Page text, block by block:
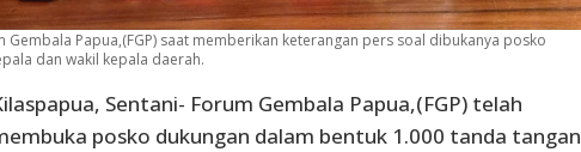
Papua,(FGP) saat memberikan keterangan pers soal dibukanya posko
dan wakil kepala daerah.
Sentani- Forum Gembala Papua,(FGP) telah
posko dukungan dalam bentuk 1.000 tanda tangan